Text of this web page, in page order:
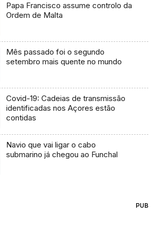
Papa Francisco assume controlo da
Ordem de Malta
Mês passado foi o segundo
setembro mais quente no mundo
Covid-19: Cadeias de transmissão
identificadas nos Açores estão
contidas
Navio que vai ligar o cabo
submarino já chegou ao Funchal
PUB